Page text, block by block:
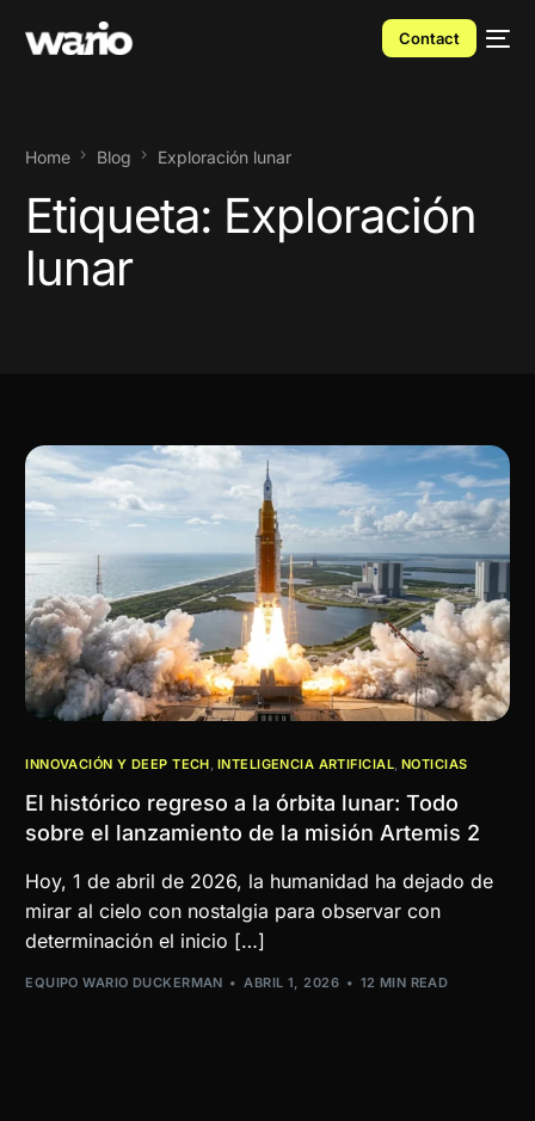
Contact
Home Blog Exploración lunar
Etiqueta: Exploración
lunar
INNOVACIÓN Y DEEP TECH, INTELIGENCIA ARTIFICIAL,NOTICIAS
El histórico regreso a la órbita lunar: Todo
sobre el lanzamiento de la misión Artemis 2
Hoy, 1 de abril de 2026, la humanidad ha dejado de
mirar al cielo con nostalgia para observar con
determinación el inicio […]
EQUIPO WARIO DUCKERMAN ABRIL 1, 2026 12 MIN READ